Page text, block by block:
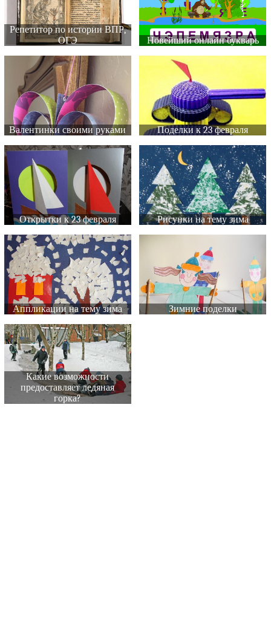
Репетитор по истории ВПР,
ОГЭ
Новейший онлайн букварь
Валентинки своими руками Поделки к 23 февраля
Открытки к 23 февраля Рисунки на тему зима
Аппликации на тему зима Зимние поделки
Какие возможности
предоставляет ледяная
горка?